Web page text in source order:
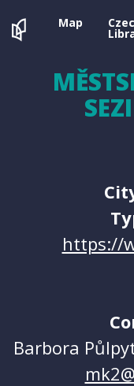
Map
https://
Barbora